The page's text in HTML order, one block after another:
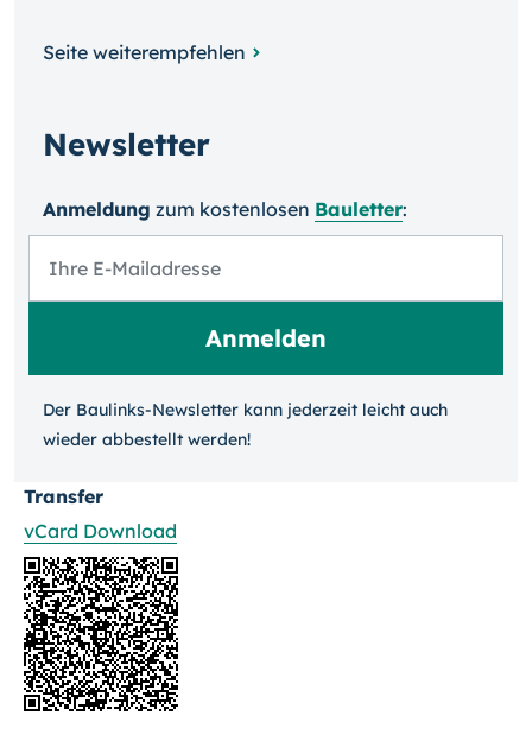
Seite weiterempfehlen
Newsletter
Anmeldung zum kosten­losen Bauletter:
Der Baulinks-Newsletter kann jeder­zeit leicht auch
wieder ab­bestellt werden!
Transfer
vCard Download